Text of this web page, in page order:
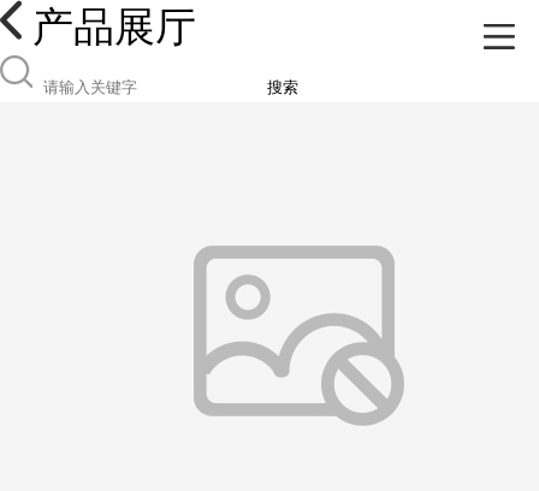
产品展厅
搜索